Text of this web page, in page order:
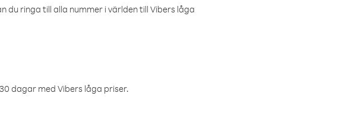
ringa till alla nummer i världen till Vibers låga
dagar med Vibers låga priser.